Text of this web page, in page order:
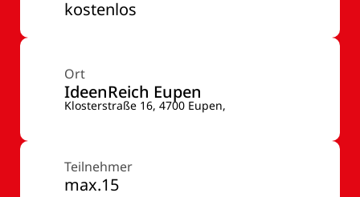
kostenlos
Ort
IdeenReich Eupen
Klosterstraße 16, 4700 Eupen,
Teilnehmer
max.15